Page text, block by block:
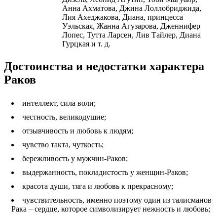
Анна Ахматова, Джина Лоллобриджида,
Лия Ахеджакова, Диана, принцесса
Уэльская, Жанна Агузарова, Дженнифер
Лопес, Тутта Ларсен, Лив Тайлер, Диана
Гурцкая и т. д.
Достоинства и недостатки характера
Раков
интеллект, сила воли;
честность, великодушие;
отзывчивость и любовь к людям;
чувство такта, чуткость;
бережливость у мужчин-Раков;
выдержанность, покладистость у женщин-Раков;
красота души, тяга и любовь к прекрасному;
чувствительность, именно поэтому один из талисманов
Рака – сердце, которое символизирует нежность и любовь;